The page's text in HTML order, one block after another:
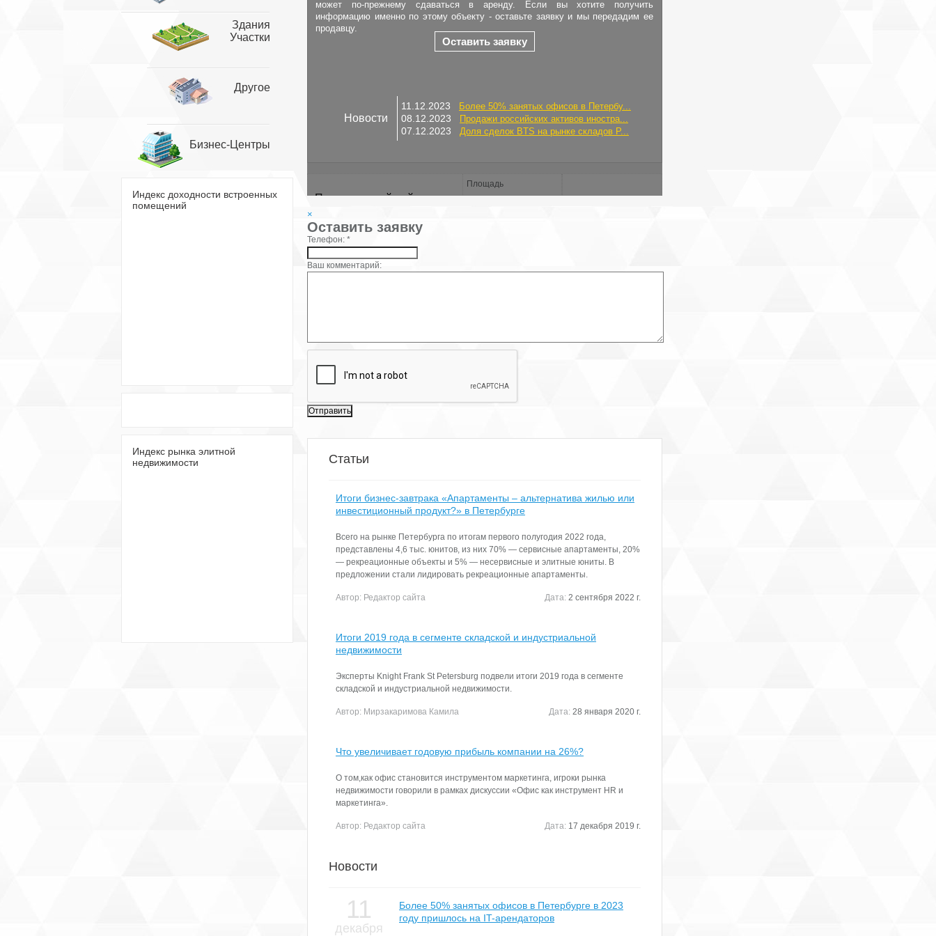
Здания
Участки
Другое
Бизнес-Центры
Индекс доходности встроенных
помещений
Индекс рынка элитной
недвижимости
может по-прежнему сдаваться в аренду. Если вы хотите получить
информацию именно по этому объекту - оставьте заявку и мы передадим ее
продавцу.
Оставить заявку
Новости
11.12.2023 Более 50% занятых офисов в Петербу...
08.12.2023 Продажи российских активов иностра...
07.12.2023 Доля сделок BTS на рынке складов Р...
Петроградский район
БЦ Троицкий
Площадь
Электричество: есть
Свободный транспортный проезд обеспечивают Приморское шоссе,
круглосуточно. Дополнительно оплачиваются интернет-связь, телефонные
линии, аренда почтовых ящиков.
БЦ работает: круглосуточно
Услуги интернета: Чайка-телеком
документу
В ставку включено:
Для организации просмотра помещений, а также для получения
консультации по условиям аренды, позвоните нам. Для вас наши услуги
абсолютно БЕСПЛАТНЫ, их оплачивают бизнес-центры. Договор аренды
вы заключаете напрямую с собственником. Без скрытых комиссий и
Обратите внимание, на фото показан пример возможной отделки офиса.
×
Оставить заявку
Телефон: *
Ваш комментарий:
Статьи
Итоги бизнес-завтрака «Апартаменты – альтернатива жилью или
инвестиционный продукт?» в Петербурге
Всего на рынке Петербурга по итогам первого полугодия 2022 года,
представлены 4,6 тыс. юнитов, из них 70% — сервисные апартаменты, 20%
— рекреационные объекты и 5% — несервисные и элитные юниты. В
предложении стали лидировать рекреационные апартаменты.
Автор: Редактор сайта Дата: 2 сентября 2022 г.
Итоги 2019 года в сегменте складской и индустриальной
недвижимости
Эксперты Knight Frank St Petersburg подвели итоги 2019 года в сегменте
складской и индустриальной недвижимости.
Автор: Мирзакаримова Камила Дата: 28 января 2020 г.
Что увеличивает годовую прибыль компании на 26%?
О том,как офис становится инструментом маркетинга, игроки рынка
недвижимости говорили в рамках дискуссии «Офис как инструмент HR и
маркетинга».
Автор: Редактор сайта Дата: 17 декабря 2019 г.
Новости
11
декабря
Более 50% занятых офисов в Петербурге в 2023
году пришлось на IT-арендаторов